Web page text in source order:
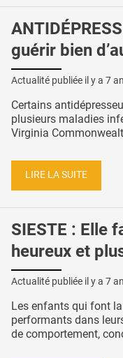
guérir bien
Actualité publiée il y a 7
Certains
plusieurs maladies
Virginia
LIRE LA SUITE
SIESTE : Elle
heureux et
Actualité publiée il y a 7
Les enfants qui font
performants dans
de comportement,